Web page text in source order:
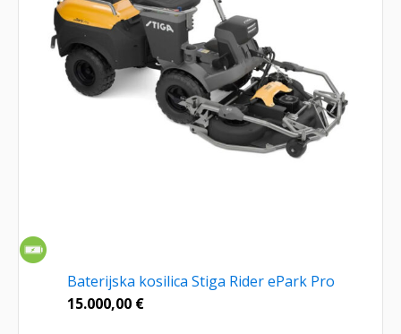
Baterijska kosilica Stiga Rider ePark Pro
15.000,00 €